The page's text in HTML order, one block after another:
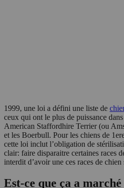
1999, une loi a défini une liste de
ceux qui ont le plus de puissance
American Staffordhire Terrier (ou
et les Boerbull. Pour les chiens de
cette loi inclut l’obligation de
clair: faire disparaitre certaines races
interdit d’avoir une ces races de
Est-ce que ça a marché